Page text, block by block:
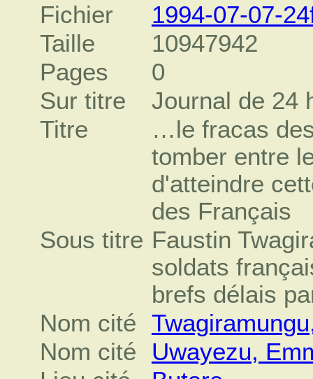
Fichier
1994-07-07-
Taille
10947942
Pages
0
Sur titre
Journal de 24
Titre
…le fracas
tomber entre
d'atteindre
des Français
Sous titre Faustin
soldats
brefs délais
Nom cité
Nom cité
Uwayezu,